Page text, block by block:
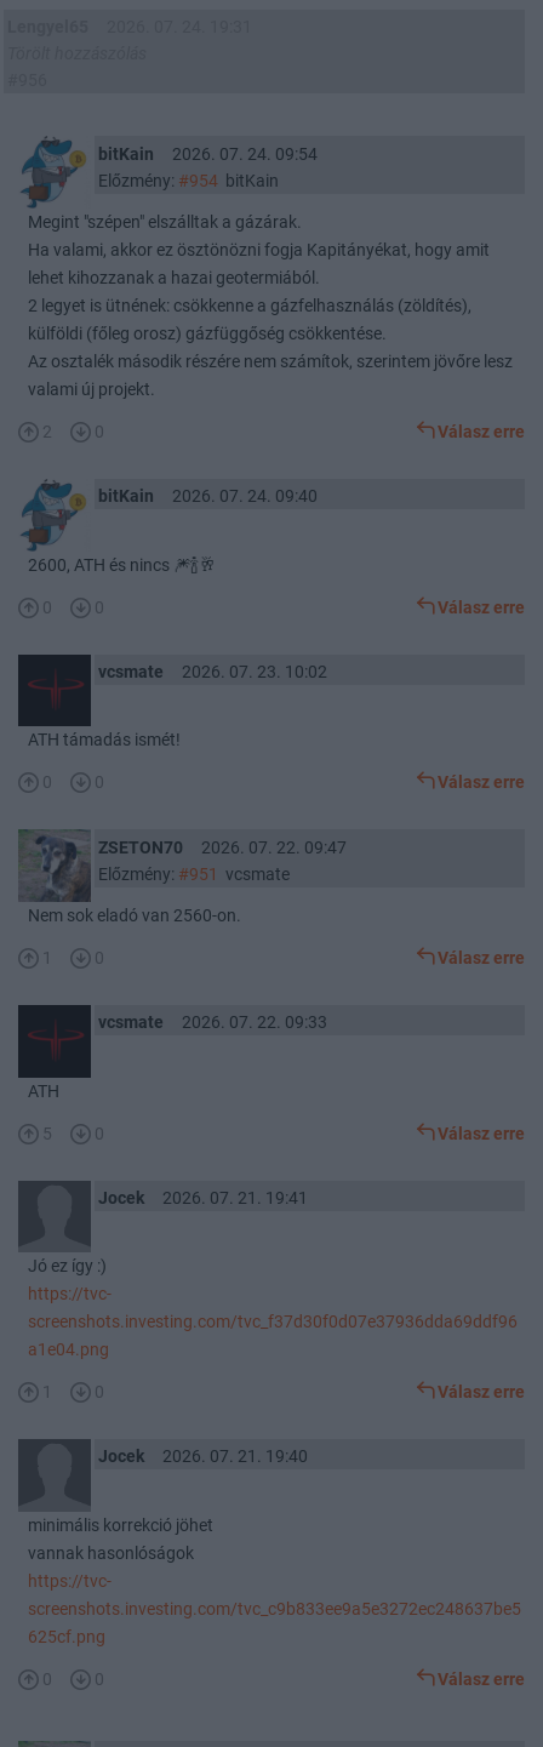
bitKain
2026. 07. 24. 09:54
Előzmény: #954bitKain
Megint "szépen" elszálltak a gázárak.
Ha valami, akkor ez ösztönözni fogja Kapitányékat, hogy amit
lehet kihozzanak a hazai geotermiából.
2 legyet is ütnének: csökkenne a gázfelhasználás (zöldítés),
külföldi (főleg orosz) gázfüggőség csökkentése.
Az osztalék második részére nem számítok, szerintem jövőre lesz
valami új projekt.
2 0 Válasz erre
bitKain 2026. 07. 24. 09:40
2600, ATH és nincs 🎆🍾🥂
0 0 Válasz erre
vcsmate 2026. 07. 23. 10:02
ATH támadás ismét!
0 0 Válasz erre
ZSETON70
2026. 07. 22. 09:47
Előzmény: #951 vcsmate
Nem sok eladó van 2560-on.
1 0 Válasz erre
vcsmate 2026. 07. 22. 09:33
ATH
5 0 Válasz erre
Jocek 2026. 07. 21. 19:41
Jó ez így :)
https://tvc-
screenshots.investing.com/tvc_f37d30f0d07e37936dda69ddf96
a1e04.png
1 0 Válasz erre
Jocek 2026. 07. 21. 19:40
minimális korrekció jöhet
vannak hasonlóságok
https://tvc-
screenshots.investing.com/tvc_c9b833ee9a5e3272ec248637be5
625cf.png
0 0 Válasz erre